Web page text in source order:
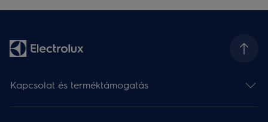
Kapcsolat és terméktámogatás